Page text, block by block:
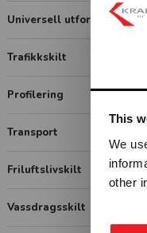
This
We
other
Universell utforming
Symbolskilt
Piktogram skilt
Trafikkskilt
Forbudsskilt
Opplysningsskilt
Veiarbeid og
Påbudsskilt
Profilering
Transport
ADR / farlig gods
Friluftslivskilt
Vassdragsskilt